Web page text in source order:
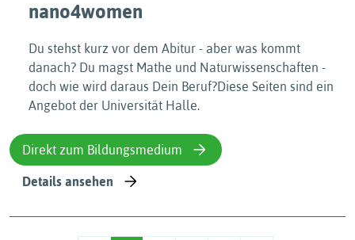
nano4women
Du stehst kurz vor dem Abitur - aber was kommt
danach? Du magst Mathe und Naturwissenschaften -
doch wie wird daraus Dein Beruf?Diese Seiten sind ein
Angebot der Universität Halle.
Direkt zum Bildungsmedium
Details ansehen